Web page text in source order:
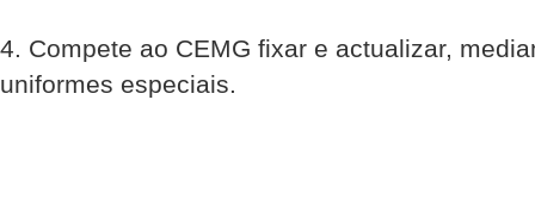
4. Compete ao CEMG fixar e actualizar,
uniformes especiais.